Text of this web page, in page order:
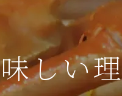
しい